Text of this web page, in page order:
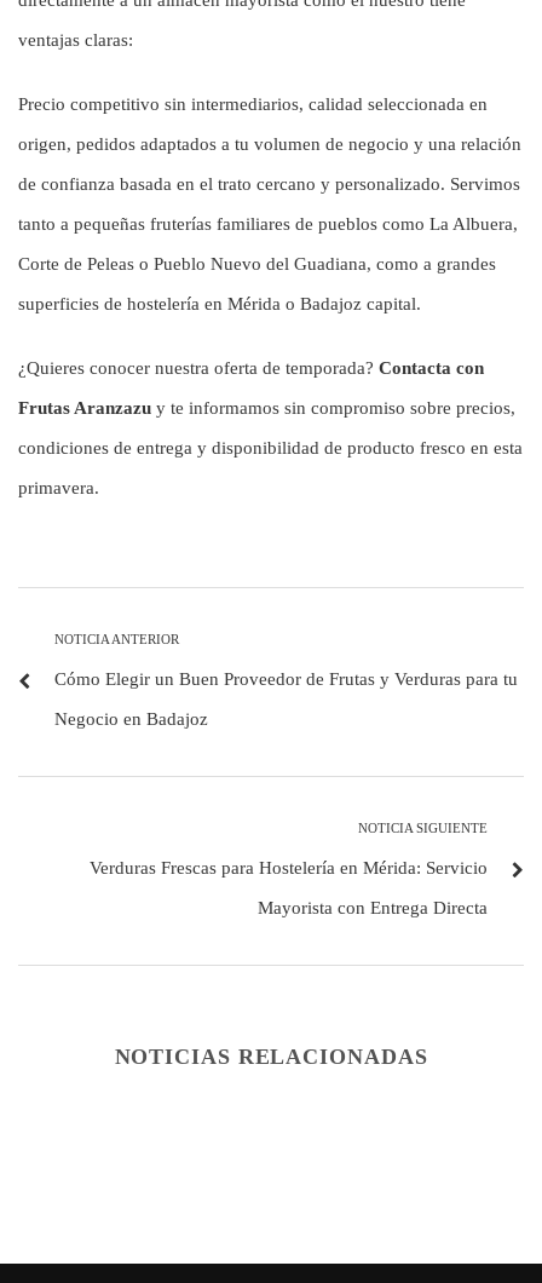
ventajas claras:
Precio competitivo sin intermediarios, calidad seleccionada en
origen, pedidos adaptados a tu volumen de negocio y una relación
de confianza basada en el trato cercano y personalizado. Servimos
tanto a pequeñas fruterías familiares de pueblos como La Albuera,
Corte de Peleas o Pueblo Nuevo del Guadiana, como a grandes
superficies de hostelería en Mérida o Badajoz capital.
¿Quieres conocer nuestra oferta de temporada? Contacta con
Frutas Aranzazu y te informamos sin compromiso sobre precios,
condiciones de entrega y disponibilidad de producto fresco en esta
primavera.
NOTICIA ANTERIOR
Cómo Elegir un Buen Proveedor de Frutas y Verduras para tu
Negocio en Badajoz
NOTICIA SIGUIENTE
Verduras Frescas para Hostelería en Mérida: Servicio
Mayorista con Entrega Directa
NOTICIAS RELACIONADAS